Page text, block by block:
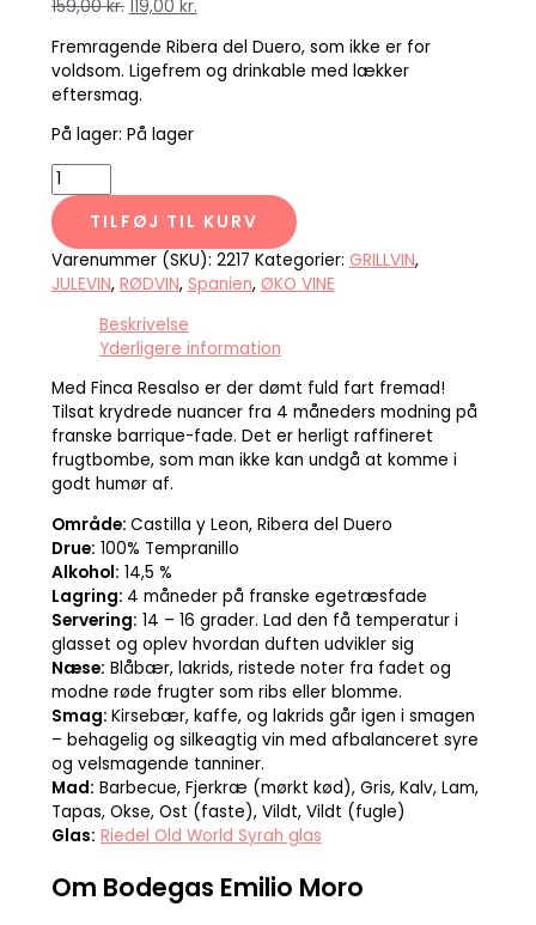
159,00kr. 119,00 kr.
Fremragende Ribera del Duero, som ikke er for
voldsom. Ligefrem og drinkable med lækker
eftersmag.
På lager: På lager
TILFØJ TIL KURV
Varenummer (SKU): 2217 Kategorier: GRILLVIN,
JULEVIN, RØDVIN, Spanien, ØKO VINE
Beskrivelse
Yderligere information
Med Finca Resalso er der dømt fuld fart fremad!
Tilsat krydrede nuancer fra 4 måneders modning på
franske barrique-fade. Det er herligt raffineret
frugtbombe, som man ikke kan undgå at komme i
godt humør af.
Område: Castilla y Leon, Ribera del Duero
Drue: 100% Tempranillo
Alkohol: 14,5 %
Lagring: 4 måneder på franske egetræsfade
Servering: 14 – 16 grader. Lad den få temperatur i
glasset og oplev hvordan duften udvikler sig
Næse: Blåbær, lakrids, ristede noter fra fadet og
modne røde frugter som ribs eller blomme.
Smag: Kirsebær, kaffe, og lakrids går igen i smagen
– behagelig og silkeagtig vin med afbalanceret syre
og velsmagende tanniner.
Mad: Barbecue, Fjerkræ (mørkt kød), Gris, Kalv, Lam,
Tapas, Okse, Ost (faste), Vildt, Vildt (fugle)
Glas: Riedel Old World Syrah glas
Om Bodegas Emilio Moro